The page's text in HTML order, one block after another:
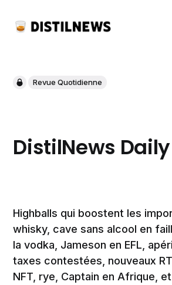
Revue Quotidienne
DistilNews
Highballs qui boostent les
whisky, cave sans alcool en
la vodka, Jameson en EFL,
taxes contestées, nouveaux
NFT, rye, Captain en Afrique,